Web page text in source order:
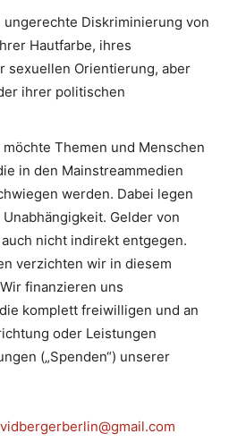
Diskriminierung von
Hautfarbe, ihres
sexuellen Orientierung, aber
ihrer politischen
Themen und Menschen
in den Mainstreammedien
werden. Dabei legen
Gelder von
nicht indirekt entgegen.
verzichten wir in diesem
finanzieren uns
komplett freiwilligen und an
oder Leistungen
(„Spenden“) unserer